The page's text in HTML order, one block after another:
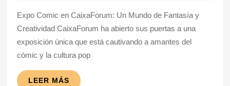
Un
Mundo
de
Expo Comic en CaixaForum: Un Mundo de Fantasía y
Creatividad CaixaForum ha abierto sus puertas a una
exposición única que está cautivando a amantes del
cómic y la cultura pop
LEER MÁS LEER